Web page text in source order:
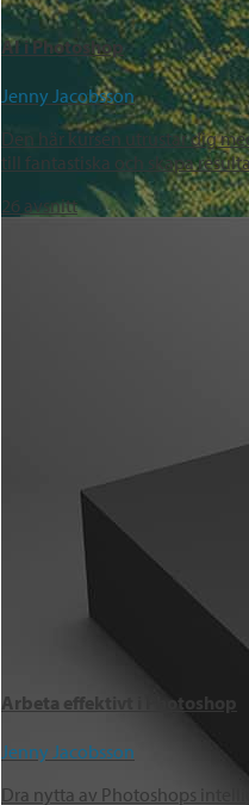
AI i Photoshop
Jenny Jacobsson
Den här kursen utrustar dig
till fantastiska och skapa
26 avsnitt
Arbeta effektivt i Photoshop
Jenny Jacobsson
Dra nytta av Photoshops